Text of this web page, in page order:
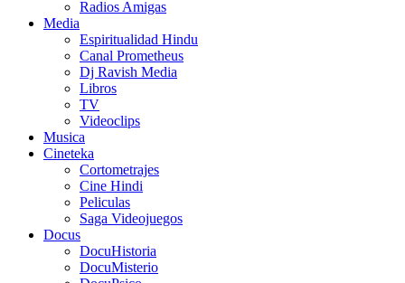
Radios Amigas
Media
Espiritualidad Hindu
Canal Prometheus
Dj Ravish Media
Libros
TV
Videoclips
Musica
Cineteka
Cortometrajes
Cine Hindi
Peliculas
Saga Videojuegos
Docus
DocuHistoria
DocuMisterio